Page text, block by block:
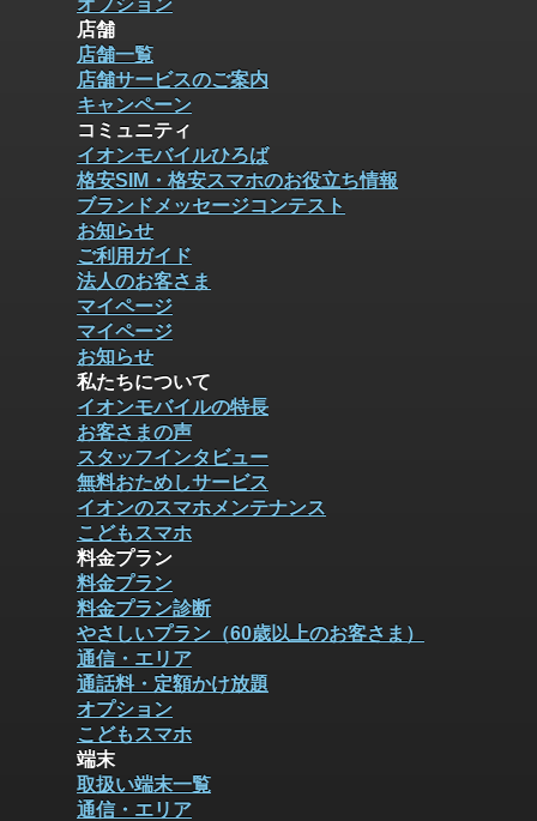
オプション
店舗
店舗一覧
店舗サービスのご案内
キャンペーン
コミュニティ
イオンモバイルひろば
格安SIM・格安スマホのお役立ち情報
ブランドメッセージコンテスト
お知らせ
ご利用ガイド
法人のお客さま
マイページ
マイページ
お知らせ
私たちについて
イオンモバイルの特長
お客さまの声
スタッフインタビュー
無料おためしサービス
イオンのスマホメンテナンス
こどもスマホ
料金プラン
料金プラン
料金プラン診断
やさしいプラン（60歳以上のお客さま）
通信・エリア
通話料・定額かけ放題
オプション
こどもスマホ
端末
取扱い端末一覧
通信・エリア